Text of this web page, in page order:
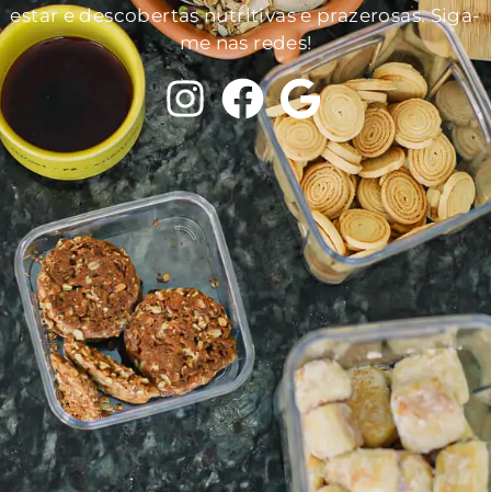
estar e descobertas nutritivas e prazerosas. Siga-
me nas redes!